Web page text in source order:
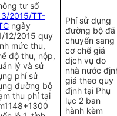
Phí sử dụng
đường bộ đã
chuyển sang
cơ chế giá
dịch vụ do
nhà nước
giá theo quy
định tại Phụ
lục 2 ban
hành kèm
tư số
2015/TT-
ngày
12/2015 quy
mức thu,
độ thu, nộp,
lý và sử
phí sử
đường bộ
thu phí tại